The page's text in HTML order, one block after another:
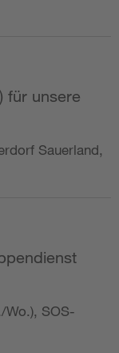
für unsere
Sauerland,
Wo.), SOS-